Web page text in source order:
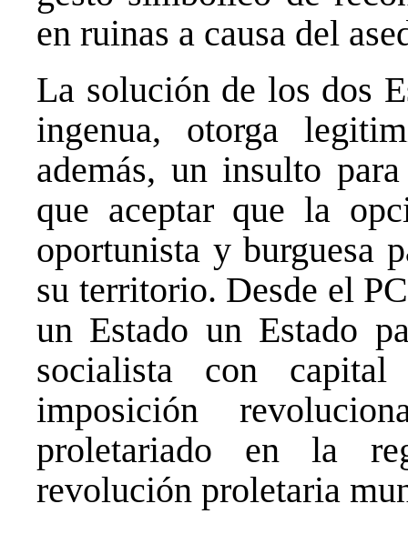
en ruinas a causa del
La solución de los dos
ingenua, otorga
además, un insulto
que aceptar que la
oportunista y burguesa
su territorio. Desde el
un Estado un Estado
socialista con
imposición
proletariado en la
revolución proletaria